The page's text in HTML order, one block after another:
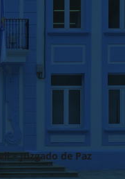
– Juzgado de Paz